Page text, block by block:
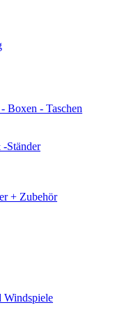
Boxen - Taschen
Ständer
+ Zubehör
Windspiele